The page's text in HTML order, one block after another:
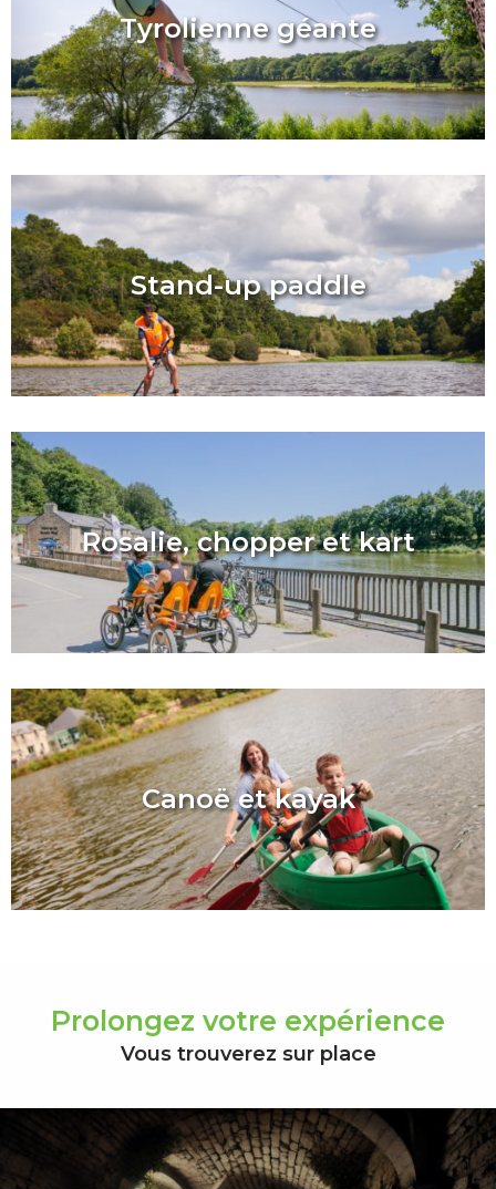
Tyrolienne géante
Stand-up paddle
Rosalie, chopper et kart
Canoë et kayak
Prolongez votre expérience
Vous trouverez sur place